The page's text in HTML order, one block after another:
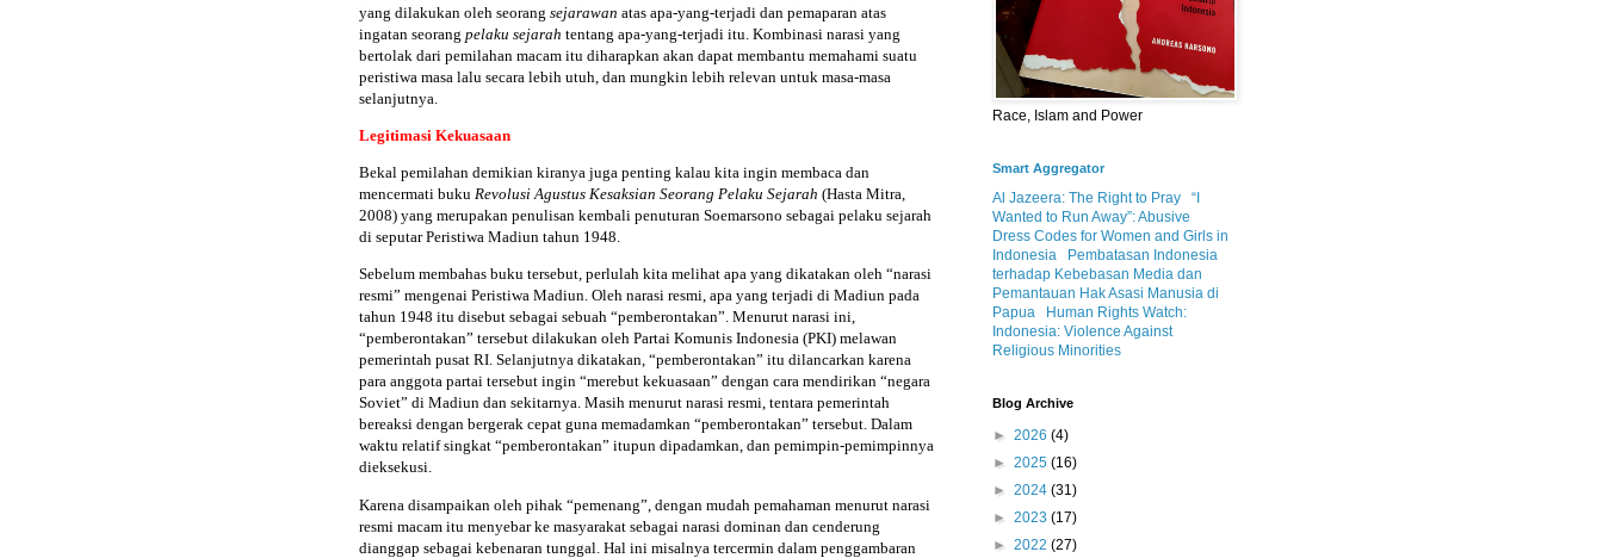
yang dilakukan oleh seorang sejarawan atas apa-yang-terjadi dan pemaparan atas
ingatan seorang pelaku sejarah tentang apa-yang-terjadi itu. Kombinasi narasi yang
bertolak dari pemilahan macam itu diharapkan akan dapat membantu memahami suatu
peristiwa masa lalu secara lebih utuh, dan mungkin lebih relevan untuk masa-masa
selanjutnya.
Legitimasi Kekuasaan
Bekal pemilahan demikian kiranya juga penting kalau kita ingin membaca dan
mencermati buku Revolusi Agustus Kesaksian Seorang Pelaku Sejarah (Hasta Mitra,
2008) yang merupakan penulisan kembali penuturan Soemarsono sebagai pelaku sejarah
di seputar Peristiwa Madiun tahun 1948.
Sebelum membahas buku tersebut, perlulah kita melihat apa yang dikatakan oleh “narasi
resmi” mengenai Peristiwa Madiun. Oleh narasi resmi, apa yang terjadi di Madiun pada
tahun 1948 itu disebut sebagai sebuah “pemberontakan”. Menurut narasi ini,
“pemberontakan” tersebut dilakukan oleh Partai Komunis Indonesia (PKI) melawan
pemerintah pusat RI. Selanjutnya dikatakan, “pemberontakan” itu dilancarkan karena
para anggota partai tersebut ingin “merebut kekuasaan” dengan cara mendirikan “negara
Soviet” di Madiun dan sekitarnya. Masih menurut narasi resmi, tentara pemerintah
bereaksi dengan bergerak cepat guna memadamkan “pemberontakan” tersebut. Dalam
waktu relatif singkat “pemberontakan” itupun dipadamkan, dan pemimpin-pemimpinnya
dieksekusi.
Karena disampaikan oleh pihak “pemenang”, dengan mudah pemahaman menurut narasi
resmi macam itu menyebar ke masyarakat sebagai narasi dominan dan cenderung
dianggap sebagai kebenaran tunggal. Hal ini misalnya tercermin dalam penggambaran
Race, Islam and Power
Smart Aggregator
Al Jazeera: The Right to Pray
“I
Wanted to Run Away”: Abusive
Dress Codes for Women and Girls in
Indonesia
Pembatasan Indonesia
terhadap Kebebasan Media dan
Pemantauan Hak Asasi Manusia di
Papua
Human Rights Watch:
Indonesia: Violence Against
Religious Minorities
Blog Archive
► 2026 (4)
► 2025 (16)
► 2024 (31)
► 2023 (17)
► 2022 (27)